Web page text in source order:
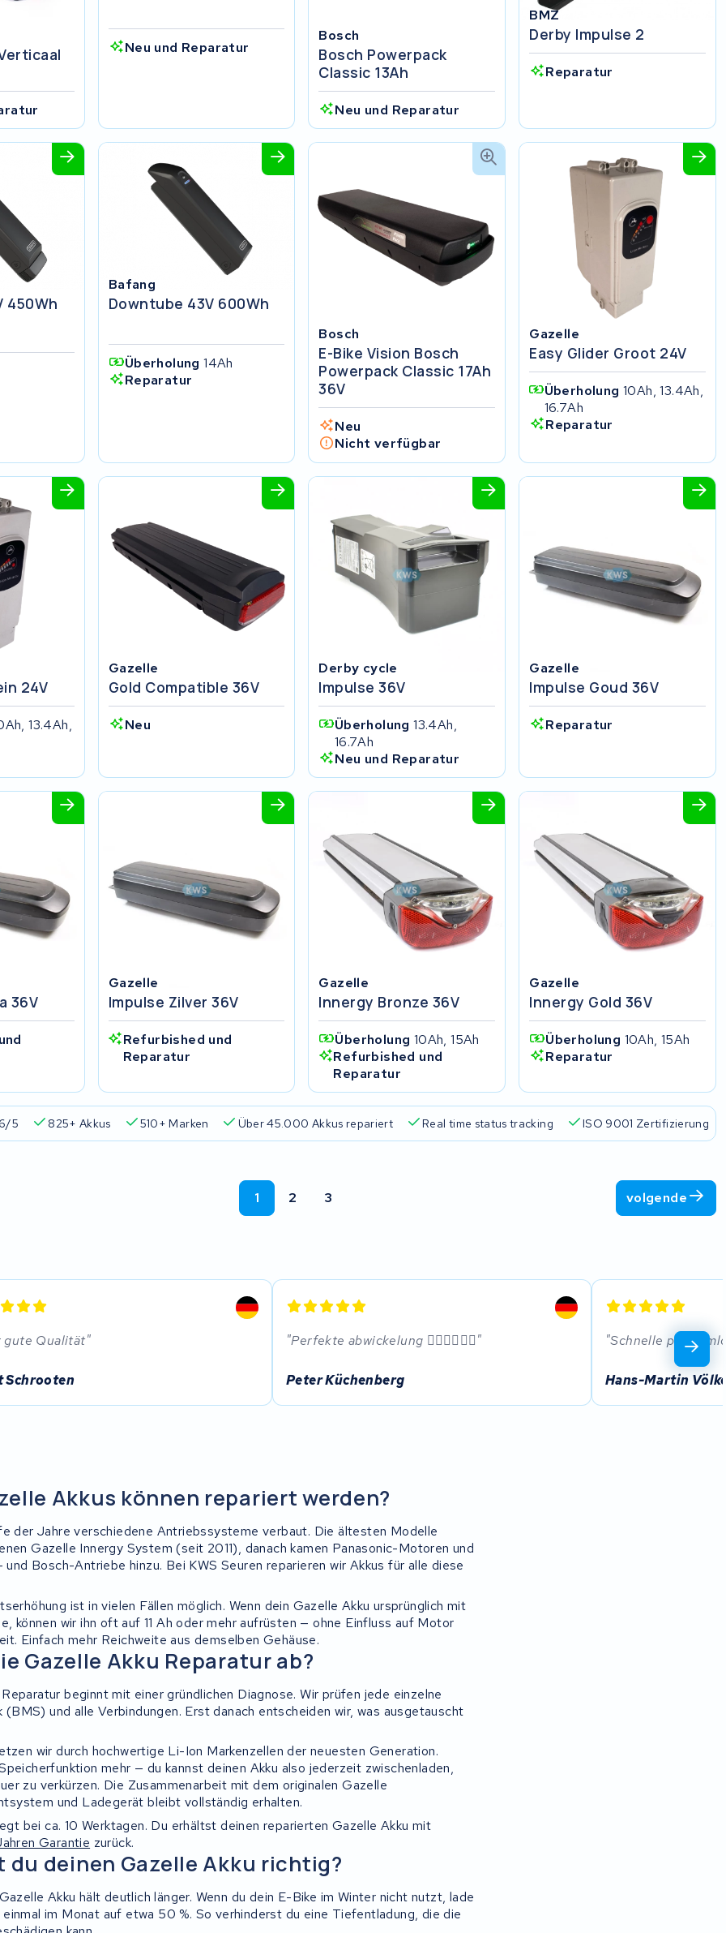
Neu und Reparatur
Bosch
Bosch Powerpack
Classic 13Ah
Neu und Reparatur
BMZ
Derby Impulse 2
Reparatur
450Wh
Bafang
Downtube 43V 600Wh
Überholung14Ah
Reparatur
Bosch
E-Bike Vision Bosch
Powerpack Classic 17Ah
36V
Neu
Nicht verfügbar
Gazelle
Easy Glider Groot 24V
Überholung 10Ah, 13.4Ah,
16.7Ah
Reparatur
24V
13.4Ah,
Gazelle
Gold Compatible 36V
Neu
Derby cycle
Impulse 36V
Überholung13.4Ah,
16.7Ah
Neu und Reparatur
Gazelle
Impulse Goud 36V
Reparatur
36V
Gazelle
Impulse Zilver 36V
Refurbished und
Reparatur
Gazelle
Innergy Bronze 36V
Überholung 10Ah, 15Ah
Refurbished und
Reparatur
Gazelle
Innergy Gold 36V
Überholung 10Ah, 15Ah
Reparatur
5 825+ Akkus 510+ Marken Über 45.000 Akkus repariert Real time status tracking ISO 9001 Zertifizierung
1 2 3 volgende
gute Qualität
Schrooten
Perfekte abwickelung 👍🏼👍🏼👍🏼
Peter Küchenberg
Schnelle
Hans-Martin
Akkus können repariert werden?
der Jahre verschiedene Antriebssysteme verbaut. Die ältesten Modelle
Gazelle Innergy System (seit 2011), danach kamen Panasonic-Motoren und
Bosch-Antriebe hinzu. Bei KWS Seuren reparieren wir Akkus für alle diese
ist in vielen Fällen möglich. Wenn dein Gazelle Akku ursprünglich mit
können wir ihn oft auf 11 Ah oder mehr aufrüsten — ohne Einfluss auf Motor
Einfach mehr Reichweite aus demselben Gehäuse.
Gazelle Akku Reparatur ab?
beginnt mit einer gründlichen Diagnose. Wir prüfen jede einzelne
(BMS) und alle Verbindungen. Erst danach entscheiden wir, was ausgetauscht
wir durch hochwertige Li-Ion Markenzellen der neuesten Generation.
mehr — du kannst deinen Akku also jederzeit zwischenladen,
zu verkürzen. Die Zusammenarbeit mit dem originalen Gazelle
und Ladegerät bleibt vollständig erhalten.
bei ca. 10 Werktagen. Du erhältst deinen reparierten Gazelle Akku mit
Garantie zurück.
du deinen Gazelle Akku richtig?
Akku hält deutlich länger. Wenn du dein E-Bike im Winter nicht nutzt, lade
im Monat auf etwa 50 %. So verhinderst du eine Tiefentladung, die die